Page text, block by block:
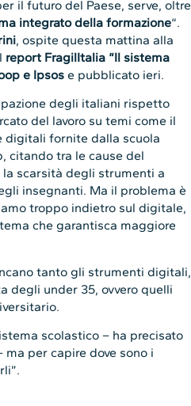
il futuro del Paese, serve, oltre
integrato della formazione“.
, ospite questa mattina alla
report FragilItalia “Il sistema
e Ipsos e pubblicato ieri.
degli italiani rispetto
del lavoro su temi come il
digitali fornite dalla scuola
citando tra le cause del
la scarsità degli strumenti a
insegnanti. Ma il problema è
troppo indietro sul digitale,
che garantisca maggiore
tanto gli strumenti digitali,
degli under 35, ovvero quelli
scolastico – ha precisato
per capire dove sono i